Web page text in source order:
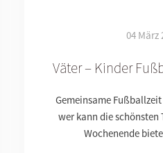
04 März
Väter – Kinder
Gemeinsame
wer kann die schönsten
Wochenende